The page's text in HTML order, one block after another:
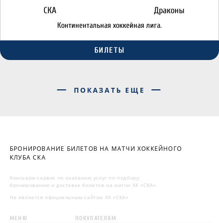
СКА
Драконы
Континентальная хоккейная лига.
БИЛЕТЫ
ПОКАЗАТЬ ЕЩЕ
БРОНИРОВАНИЕ БИЛЕТОВ НА МАТЧИ ХОККЕЙНОГО
КЛУБА СКА
Консьерж-сервис по оказанию услуг по подбору,
бронированию и доставке билетов на матчи ХК «СКА».
Не является официальным сайтом ХК «СКА»
МЕНЮ ПОКУПАТЕЛЯМ